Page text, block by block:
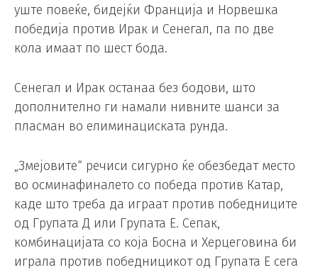
уште повеќе, бидејќи Франција и Норвешка
победија против Ирак и Сенегал, па по две
кола имаат по шест бода.
Сенегал и Ирак останаа без бодови, што
дополнително ги намали нивните шанси за
пласман во елиминациската рунда.
„Змејовите“ речиси сигурно ќе обезбедат место
во осминафиналето со победа против Катар,
каде што треба да играат против победниците
од Групата Д или Групата Е. Сепак,
комбинацијата со која Босна и Херцеговина би
играла против победницикот од Групата Е сега